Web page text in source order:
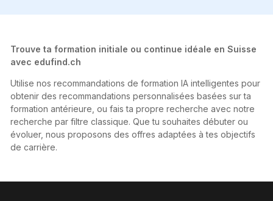
Trouve ta formation initiale ou continue idéale en Suisse
avec edufind.ch
Utilise nos recommandations de formation IA intelligentes pour
obtenir des recommandations personnalisées basées sur ta
formation antérieure, ou fais ta propre recherche avec notre
recherche par filtre classique. Que tu souhaites débuter ou
évoluer, nous proposons des offres adaptées à tes objectifs
de carrière.